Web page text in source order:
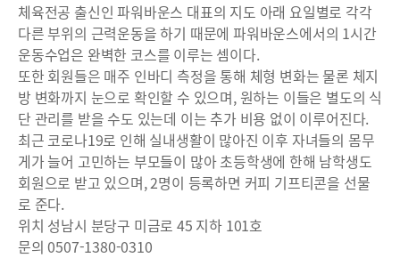
체육전공 출신인 파워바운스 대표의 지도 아래 요일별로 각각
다른 부위의 근력운동을 하기 때문에 파워바운스에서의 1시간
운동수업은 완벽한 코스를 이루는 셈이다.
또한 회원들은 매주 인바디 측정을 통해 체형 변화는 물론 체지
방 변화까지 눈으로 확인할 수 있으며, 원하는 이들은 별도의 식
단 관리를 받을 수도 있는데 이는 추가 비용 없이 이루어진다.
최근 코로나19로 인해 실내생활이 많아진 이후 자녀들의 몸무
게가 늘어 고민하는 부모들이 많아 초등학생에 한해 남학생도
회원으로 받고 있으며, 2명이 등록하면 커피 기프티콘을 선물
로 준다.
위치 성남시 분당구 미금로 45 지하 101호
문의 0507-1380-0310